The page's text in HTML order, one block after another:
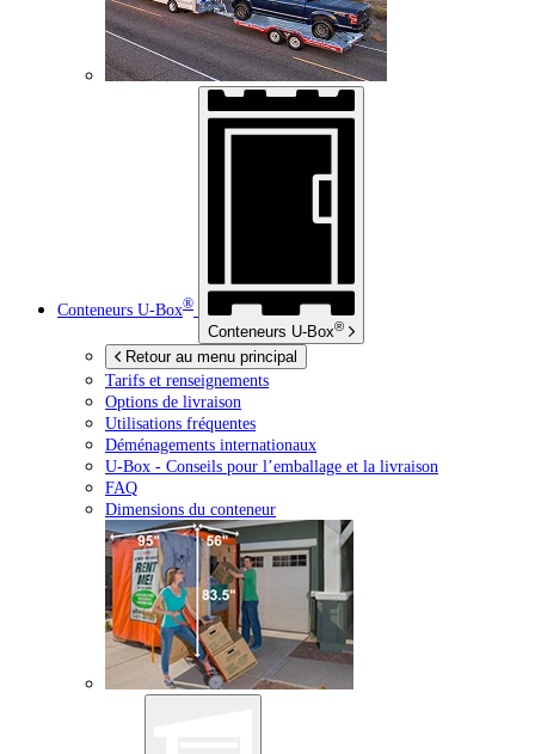
Conteneurs U-Box®
Conteneurs U-Box®
Retour au menu principal
Tarifs et renseignements
Options de livraison
Utilisations fréquentes
Déménagements internationaux
U-Box - Conseils pour l’emballage et la livraison
FAQ
Dimensions du conteneur